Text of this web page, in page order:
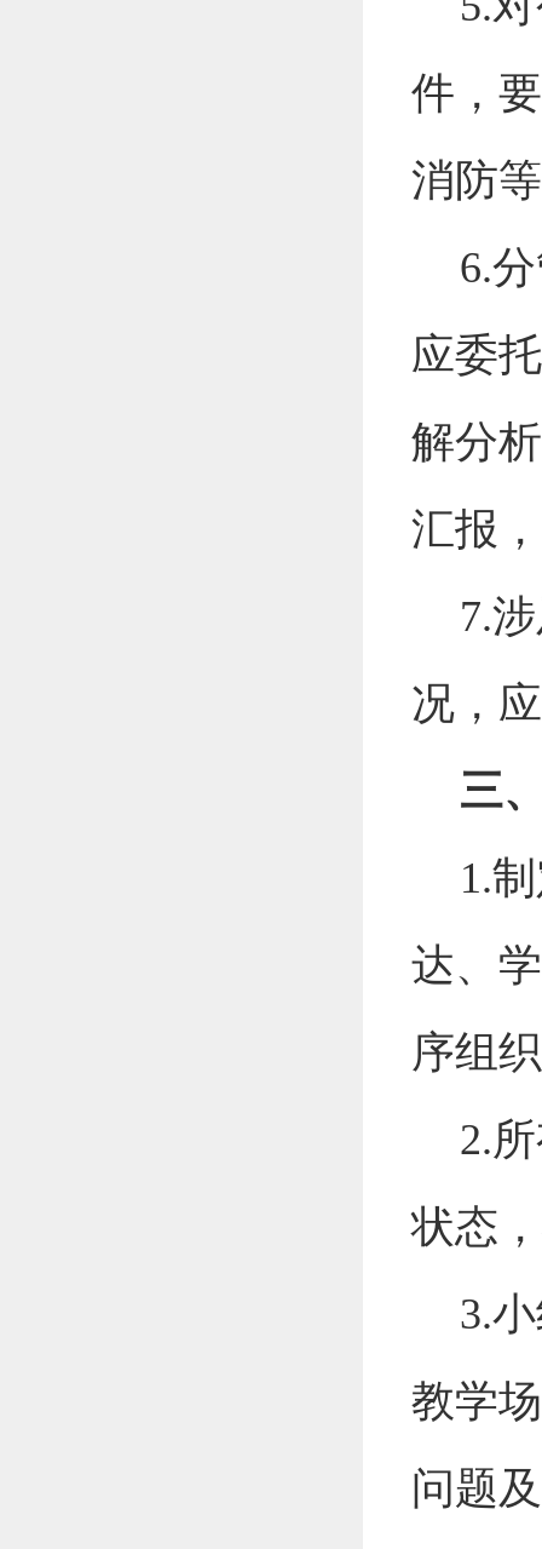
件，
消防
6.
应委
解分
汇报
7.
况，
三
1.
达、
序组
2.
状态
3.
教学
问题